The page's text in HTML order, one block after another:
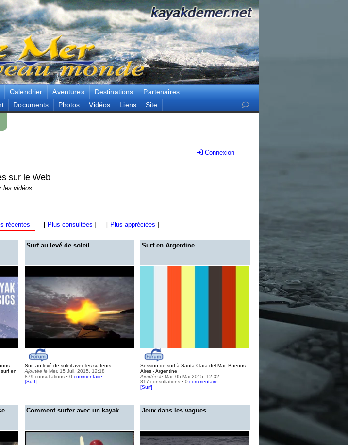
Calendrier Aventures Destinations
Partenaires
Documents Photos Vidéos Liens Site
Connexion
sur le Web
les vidéos.
récentes ] [ Plus consultées ] [ Plus appréciées ]
en
Surf au levé de soleil
Surf au levé de soleil avec les surfeurs
Ajoutée le Mer. 15 Juil. 2015, 12:18
879 consultations • 0 commentaire
[Surf]
Surf en Argentine
Session de surf à Santa Clara del Mar, Buenos
Aires - Argentine
Ajoutée le Mar. 05 Mai 2015, 12:32
817 consultations • 0 commentaire
[Surf]
Comment surfer avec un kayak Jeux dans les vagues